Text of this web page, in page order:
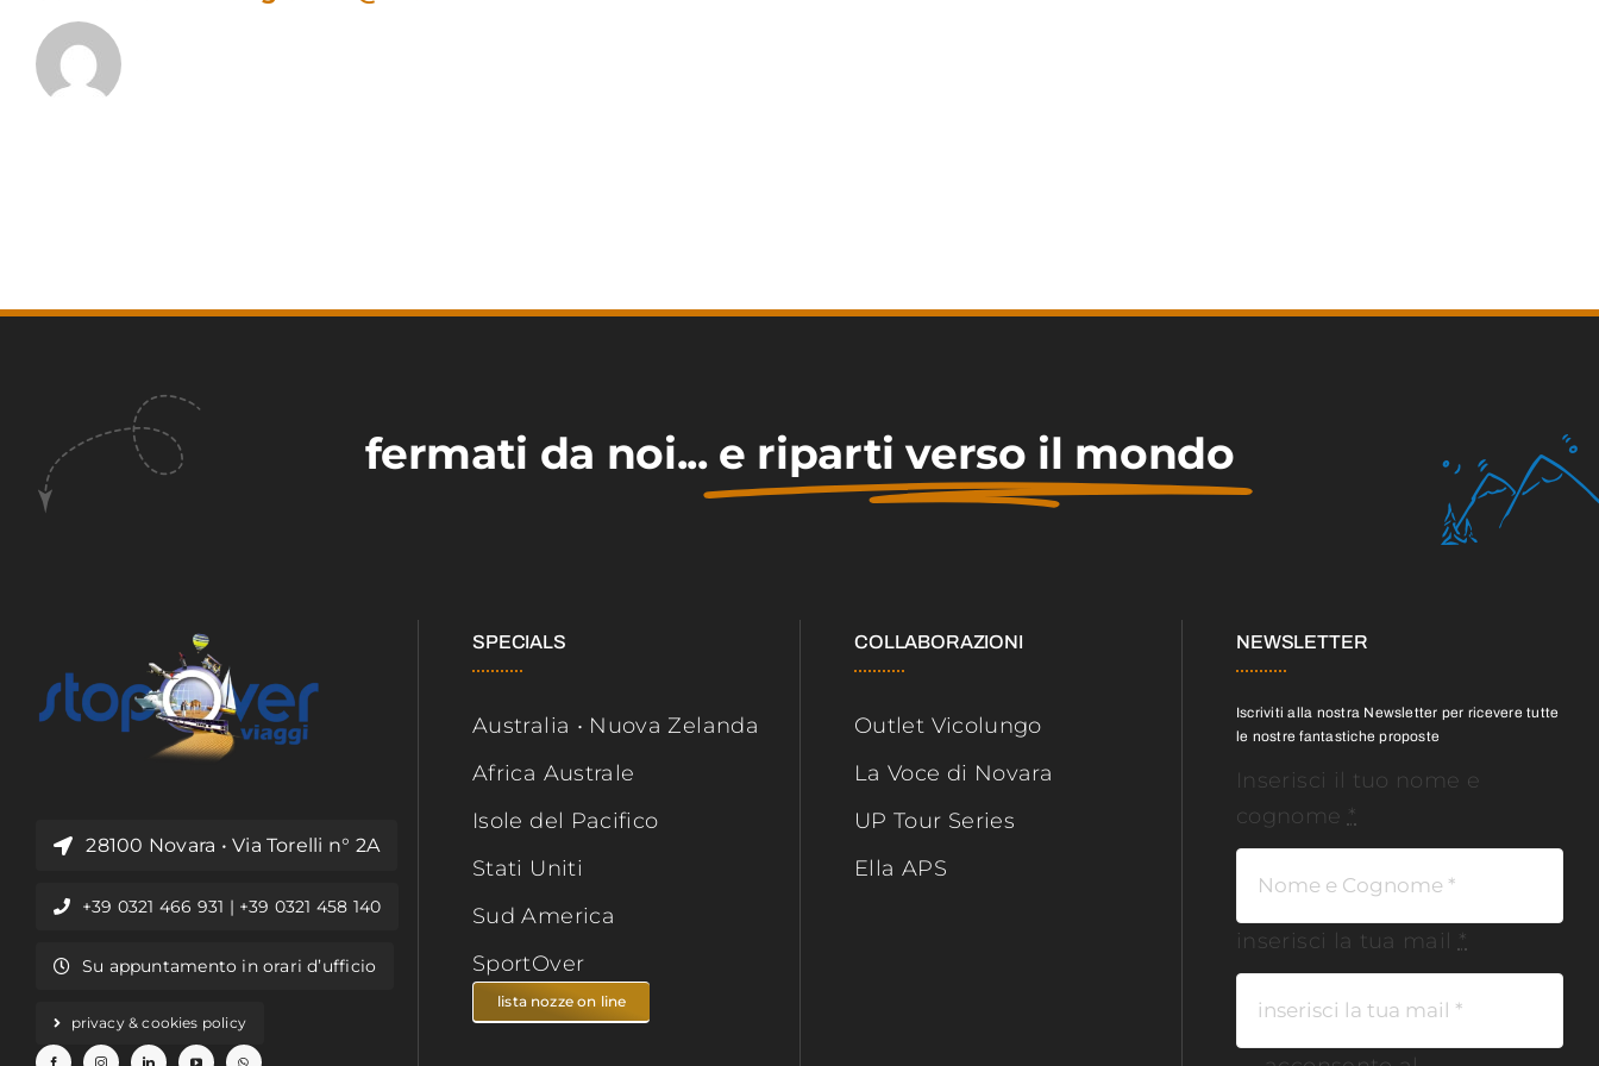
fermati da noi... e riparti verso il mondo
28100 Novara • Via Torelli n° 2A
+39 0321 466 931 | +39 0321 458 140
Su appuntamento in orari d’ufficio
privacy & cookies policy
SPECIALS
Australia • Nuova Zelanda
Africa Australe
Isole del Pacifico
Stati Uniti
Sud America
SportOver
lista nozze on line
COLLABORAZIONI
Outlet Vicolungo
La Voce di Novara
UP Tour Series
Ella APS
NEWSLETTER
Iscriviti alla nostra Newsletter per ricevere tutte
le nostre fantastiche proposte
Inserisci il tuo nome e
cognome *
inserisci la tua mail *